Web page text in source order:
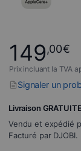
149,00€
Prix incluant la TVA
Signaler un
Livraison GRATUITE
Vendu et expédié
Facturé par DJOBI.